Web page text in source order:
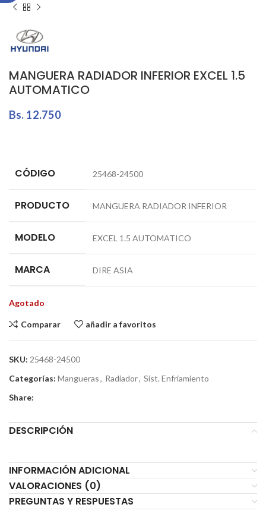
MANGUERA RADIADOR INFERIOR EXCEL 1.5
AUTOMATICO
Bs. 12.750
CÓDIGO 25468-24500
PRODUCTO MANGUERA RADIADOR INFERIOR
MODELO EXCEL 1.5 AUTOMATICO
MARCA DIRE ASIA
Agotado
Comparar añadir a favoritos
SKU: 25468-24500
Categorías: Mangueras, Radiador, Sist. Enfriamiento
Share:
DESCRIPCIÓN
INFORMACIÓN ADICIONAL
VALORACIONES (0)
PREGUNTAS Y RESPUESTAS